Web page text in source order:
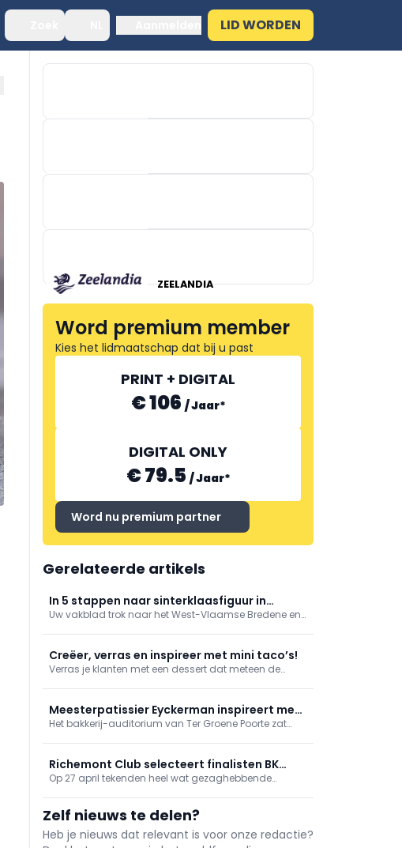
LID WORDEN
ZEELANDIA
Word premium member
Kies het lidmaatschap dat bij u past
PRINT + DIGITAL
€ 106 /Jaar*
DIGITAL ONLY
€ 79.5 /Jaar*
Word nu premium partner
Gerelateerde artikels
In 5 stappen naar sinterklaasfiguur in
marsepein
Uw vakblad trok naar het West-Vlaamse Bredene en
sinterklaasfiguurtje maken in amper 15 minuten",
aldus Anthony. Laat u inspireren!
Creëer, verras en inspireer met mini taco’s!
Verras je klanten met een dessert dat meteen de
eindeloze mogelijkheden voor patisserie.
Meesterpatissier Eyckerman inspireert met
chocolade-biercombinaties
Het bakkerij-auditorium van Ter Groene Poorte zat
Niemand minder dan Michel Eyckerman,
gerenommeerd chocolade-expert, mocht de
aanwezige leerlingen, bakkers, patissiers en
chocolatiers meenemen in zijn leefwereld.
Richemont Club selecteert finalisten BK
Bakkerij 2027
Op 27 april tekenden heel wat gezaghebbende
Richemont Event. Het initiatief groepeert de
preselecties van het ...
Zelf nieuws te delen?
Heb je nieuws dat relevant is voor onze redactie?